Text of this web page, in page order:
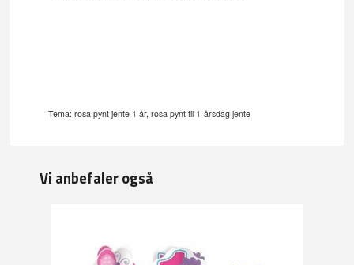
Tema: rosa pynt jente 1 år, rosa pynt til 1-årsdag jente
Vi anbefaler også